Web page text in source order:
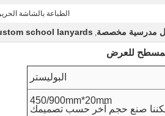
الطباعة بالشاشة
مدرسية مخصصة,
school lanyards
المسطح للعرض
البوليستر
450/900mm*20mm
صنع حجم آخر حسب تصميمك